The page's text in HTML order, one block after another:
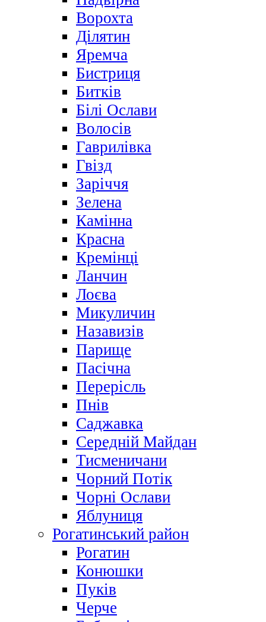
Ворохта
Ділятин
Яремча
Бистриця
Битків
Білі Ослави
Волосів
Гаврилівка
Гвізд
Заріччя
Зелена
Камінна
Красна
Кремінці
Ланчин
Лоєва
Микуличин
Назавизів
Парище
Пасічна
Перерісль
Пнів
Саджавка
Середній Майдан
Тисменичани
Чорний Потік
Чорні Ослави
Яблуниця
Рогатинський район
Рогатин
Конюшки
Пуків
Черче